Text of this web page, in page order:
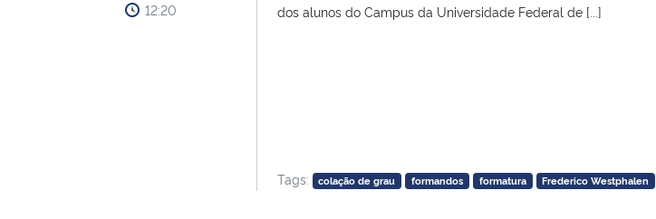
12:20
dos alunos do Campus da Universidade Federal de [...]
Tags: colação de grau formandos formatura Frederico Westphalen